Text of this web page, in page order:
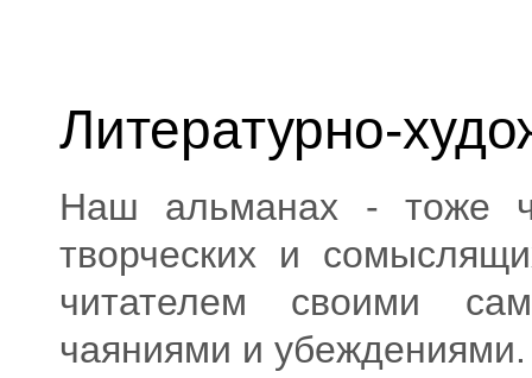
Литературно-
Наш альманах - тоже
творческих и
читателем своими
чаяниями и убеждениями.